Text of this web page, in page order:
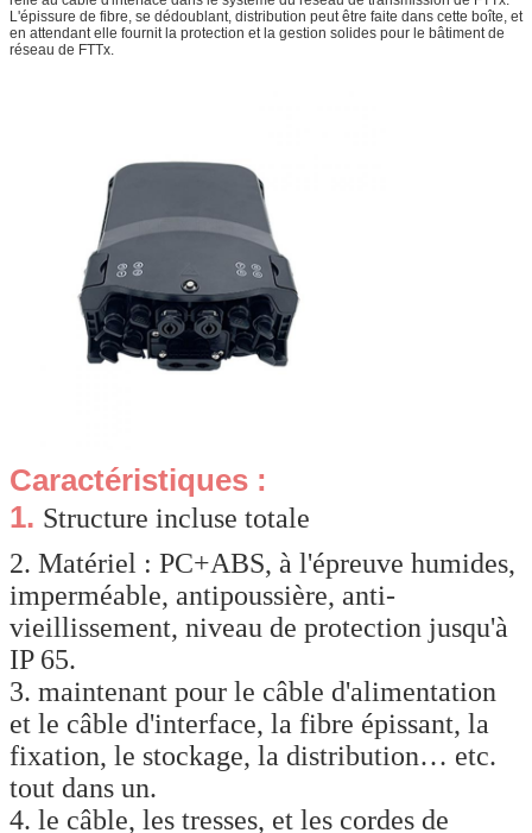
L'épissure de fibre, se dédoublant, distribution peut être faite dans cette boîte, et
en attendant elle fournit la protection et la gestion solides pour le bâtiment de
réseau de FTTx.
Caractéristiques :
1. Structure incluse totale
2. Matériel : PC+ABS, à l'épreuve humides,
imperméable, antipoussière, anti-
vieillissement, niveau de protection jusqu'à
IP 65.
3. maintenant pour le câble d'alimentation
et le câble d'interface, la fibre épissant, la
fixation, le stockage, la distribution… etc.
tout dans un.
4. le câble, les tresses, et les cordes de